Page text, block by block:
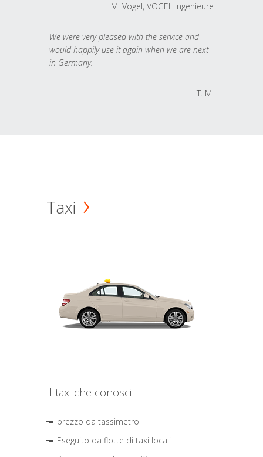
M. Vogel, VOGEL Ingenieure
We were very pleased with the service and
would happily use it again when we are next
in Germany.
T. M.
Taxi
Il taxi che conosci
prezzo da tassimetro
Eseguito da flotte di taxi locali